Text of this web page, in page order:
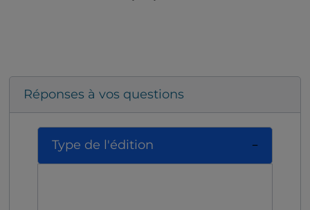
Réponses à vos questions
Type de l'édition